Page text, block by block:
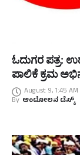
ಓದುಗರ ಪತ್ರ:
ಪಾಲಿಕೆ ಕ್ರಮ
August 9, 1:45 AM
By ಆಂದೋಲನ ಡೆಸ್ಕ್